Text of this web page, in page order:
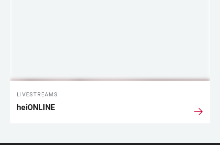
LIVESTREAMS
heiONLINE